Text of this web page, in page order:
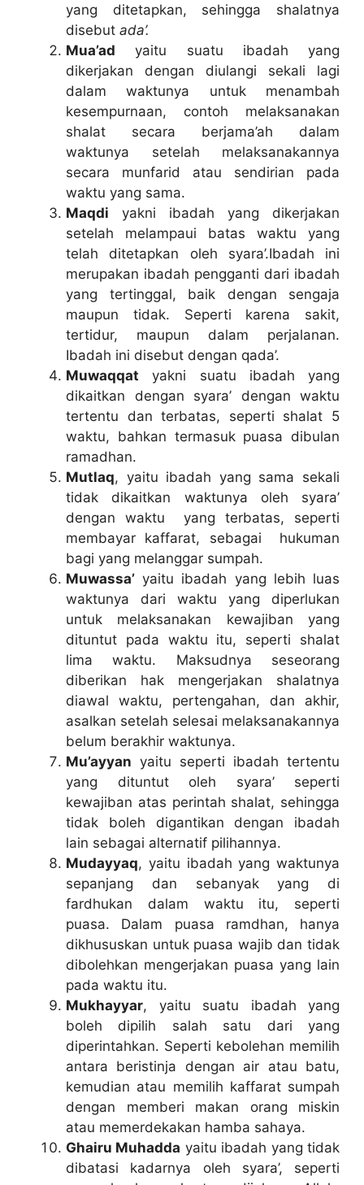
yang ditetapkan, sehingga shalatnya
disebut ada’.
Mua’ad yaitu suatu ibadah yang
dikerjakan dengan diulangi sekali lagi
dalam waktunya untuk menambah
kesempurnaan, contoh melaksanakan
shalat secara berjama’ah dalam
waktunya setelah melaksanakannya
secara munfarid atau sendirian pada
waktu yang sama.
Maqdi yakni ibadah yang dikerjakan
setelah melampaui batas waktu yang
telah ditetapkan oleh syara’.Ibadah ini
merupakan ibadah pengganti dari ibadah
yang tertinggal, baik dengan sengaja
maupun tidak. Seperti karena sakit,
tertidur, maupun dalam perjalanan.
Ibadah ini disebut dengan qada’.
Muwaqqat yakni suatu ibadah yang
dikaitkan dengan syara’ dengan waktu
tertentu dan terbatas, seperti shalat 5
waktu, bahkan termasuk puasa dibulan
ramadhan.
Mutlaq, yaitu ibadah yang sama sekali
tidak dikaitkan waktunya oleh syara’
dengan waktu yang terbatas, seperti
membayar kaffarat, sebagai hukuman
bagi yang melanggar sumpah.
Muwassa’ yaitu ibadah yang lebih luas
waktunya dari waktu yang diperlukan
untuk melaksanakan kewajiban yang
dituntut pada waktu itu, seperti shalat
lima waktu. Maksudnya seseorang
diberikan hak mengerjakan shalatnya
diawal waktu, pertengahan, dan akhir,
asalkan setelah selesai melaksanakannya
belum berakhir waktunya.
Mu’ayyan yaitu seperti ibadah tertentu
yang dituntut oleh syara’ seperti
kewajiban atas perintah shalat, sehingga
tidak boleh digantikan dengan ibadah
lain sebagai alternatif pilihannya.
Mudayyaq, yaitu ibadah yang waktunya
sepanjang dan sebanyak yang di
fardhukan dalam waktu itu, seperti
puasa. Dalam puasa ramdhan, hanya
dikhususkan untuk puasa wajib dan tidak
dibolehkan mengerjakan puasa yang lain
pada waktu itu.
Mukhayyar, yaitu suatu ibadah yang
boleh dipilih salah satu dari yang
diperintahkan. Seperti kebolehan memilih
antara beristinja dengan air atau batu,
kemudian atau memilih kaffarat sumpah
dengan memberi makan orang miskin
atau memerdekakan hamba sahaya.
Ghairu Muhadda yaitu ibadah yang tidak
dibatasi kadarnya oleh syara’, seperti